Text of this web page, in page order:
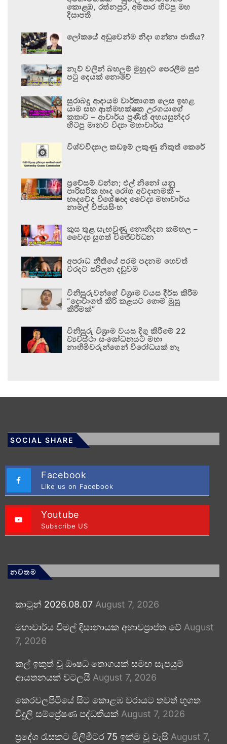
කොළඹ, රත්නපුර, අම්පාර හිටපු මහ
දිසාපති
ලෝකයේ අඩුවෙන්ම නිදා ගන්නා ජාතිය?
නැව් වලින් බහලුම් මුහුදට පෙරලීම සුළු
පටු දෙයක් නොවේ
සුරාබදු ආදායම වාර්තාගත ලෙස ඉහළ
යාම සහ ආත්මභක්ෂක උරගයාගේ
කතාව – ආචාර්ය ප්‍රණීත් අභයසුන්දර
හිටපු මානව විද්‍යා මහාචාර්ය
විශ්වවිද්‍යාල කඩඉම් ලකුණු නිකුත් කෙරේ
ප්‍රවේසම් වන්න; එල් නිනෝ යනු
පාරිසරික හෘද රෝග අවදානමකි –
හෘදවේද විශේෂඥ වෛද්‍ය මහාචාර්ය
නාමල් විජයසිංහ
කුස තුළ සැඟවුණු නොනිදන කම්හල –
වෛද්‍ය සුගත් විජේවර්ධන
අපරාධ නීතියේ පරම පදනම හෙවත්
වරදට සරිලන දඬුවම
විනිසුරුවන්ගේ විශ්‍රාම වයස දීර්ඝ කිරීම
“දොවාගත් කිරි කළයට ගොම මුසු
කිරීමක්”
විනිසුරු විශ්‍රාම වයස දිගු කිරීමේ 22
ව්‍යවස්ථා සංශෝධනයට මහා
නාහිමිවරුන්ගෙන් විරෝධයක් නෑ
SOCIAL SHARE
Facebook
Like us on Facebook
Youtube
Subscribe US
නවතම
කාටූන් 2026.08.07 August 7, 2026
මහාචාර්ය විමල් දිසානායක අභාවප්‍රාප්ත වේ August
7, 2026
කල් ඉකුත් වූ ඖෂධ තොගයක් සමඟ සැපයුම්
ආයතනයක් වටලයි August 7, 2026
කෙරවලපිටියේ සිට කොළඹ වරායට තවත් භූගත
විදුලි සම්ප්‍රේෂණ පද්ධතියක් August 7, 2026
ප්‍රදේශ රැසකට මිලිමීටර 75 ඉක්ම වූ වැසි August 7,